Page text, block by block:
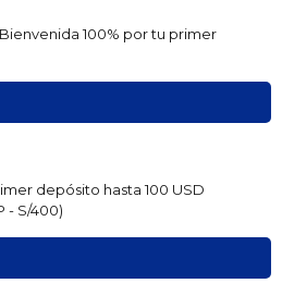
100% por tu primer
depósito hasta 100 USD
- S/400)